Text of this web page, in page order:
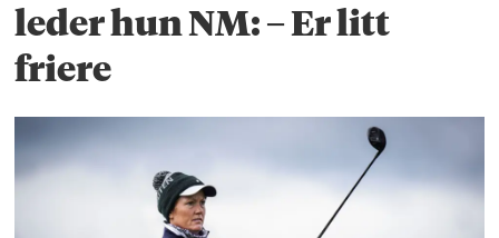
leder hun NM: – Er litt
friere